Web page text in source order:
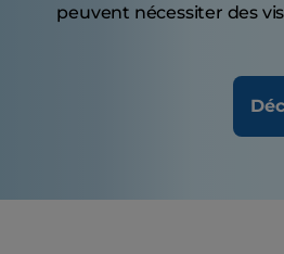
peuvent nécessiter des